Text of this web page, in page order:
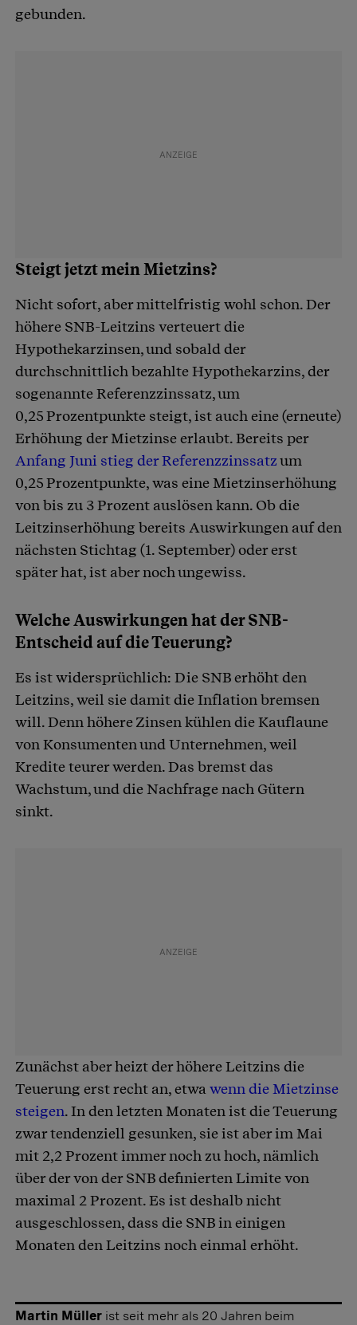
gebunden.
Steigt jetzt mein Mietzins?
Nicht sofort, aber mittelfristig wohl schon. Der
höhere SNB-Leitzins verteuert die
Hypothekarzinsen, und sobald der
durchschnittlich bezahlte Hypothekarzins, der
sogenannte Referenzzinssatz, um
0,25 Prozentpunkte steigt, ist auch eine (erneute)
Erhöhung der Mietzinse erlaubt. Bereits per
Anfang Juni stieg der Referenzzinssatzum
0,25 Prozentpunkte, was eine Mietzinserhöhung
von bis zu 3 Prozent auslösen kann. Ob die
Leitzinserhöhung bereits Auswirkungen auf den
nächsten Stichtag (1. September) oder erst
später hat, ist aber noch ungewiss.
Welche Auswirkungen hat der SNB-
Entscheid auf die Teuerung?
Es ist widersprüchlich: Die SNB erhöht den
Leitzins, weil sie damit die Inflation bremsen
will. Denn höhere Zinsen kühlen die Kauflaune
von Konsumenten und Unternehmen, weil
Kredite teurer werden. Das bremst das
Wachstum, und die Nachfrage nach Gütern
sinkt.
Zunächst aber heizt der höhere Leitzins die
Teuerung erst recht an, etwawenn die Mietzinse
steigen. In den letzten Monaten ist die Teuerung
zwar tendenziell gesunken, sie ist aber im Mai
mit 2,2 Prozent immer noch zu hoch, nämlich
über der von der SNB definierten Limite von
maximal 2 Prozent. Es ist deshalb nicht
ausgeschlossen, dass die SNB in einigen
Monaten den Leitzins noch einmal erhöht.
Martin Müller ist seit mehr als 20 Jahren beim